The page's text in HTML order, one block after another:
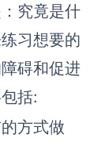
究竟是什
习想要的
碍和促进
括:
方式做